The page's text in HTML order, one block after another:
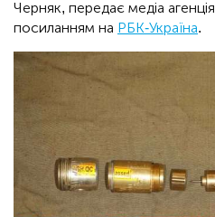
Черняк, передає медіа агенція
посиланням на РБК-Україна.